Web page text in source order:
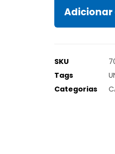
SKU
Tags
Categorias